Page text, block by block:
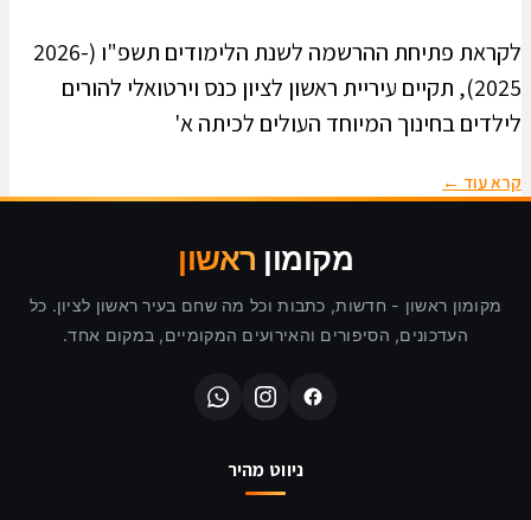
לקראת פתיחת ההרשמה לשנת הלימודים תשפ"ו (2026-
2025), תקיים עיריית ראשון לציון כנס וירטואלי להורים
לילדים בחינוך המיוחד העולים לכיתה א'
קרא עוד ←
מקומון ראשון
מקומון ראשון - חדשות, כתבות וכל מה שחם בעיר ראשון לציון. כל
העדכונים, הסיפורים והאירועים המקומיים, במקום אחד.
ניווט מהיר